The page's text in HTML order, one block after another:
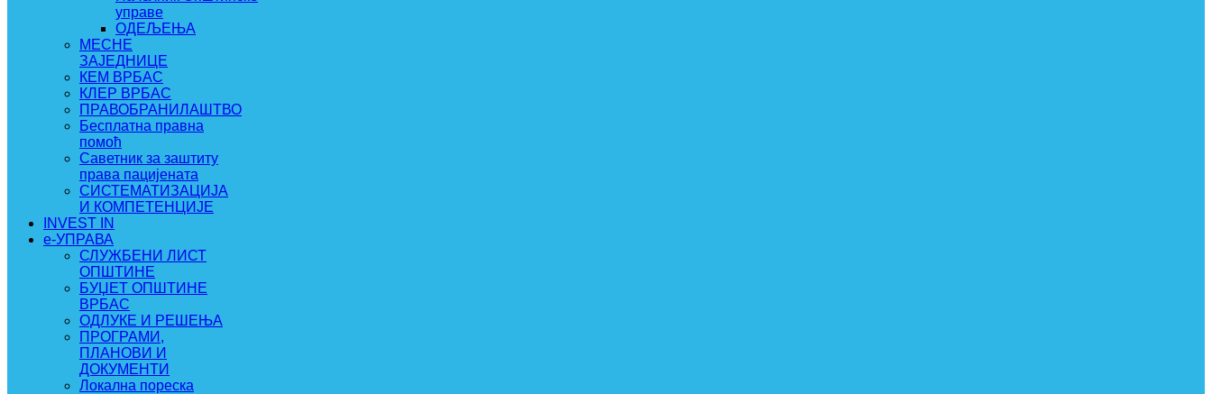
управе
ОДЕЉЕЊА
МЕСНЕ
ЗАЈЕДНИЦЕ
КЕМ ВРБАС
КЛЕР ВРБАС
ПРАВОБРАНИЛАШТВО
Бесплатна правна
помоћ
Саветник за заштиту
права пацијената
СИСТЕМАТИЗАЦИЈА
И КОМПЕТЕНЦИЈЕ
INVEST IN
e-УПРАВА
СЛУЖБЕНИ ЛИСТ
ОПШТИНЕ
БУЏЕТ ОПШТИНЕ
ВРБАС
ОДЛУКЕ И РЕШЕЊА
ПРОГРАМИ,
ПЛАНОВИ И
ДОКУМЕНТИ
Локална пореска